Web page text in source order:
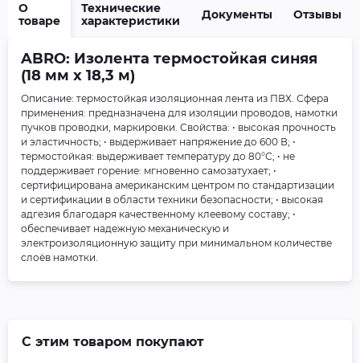
О
товаре
Технические
характеристики
Документы Отзывы
ABRO: Изолента термостойкая синяя
(18 мм х 18,3 м)
Описание: термостойкая изоляционная лента из ПВХ. Сфера
применения: предназначена для изоляции проводов, намотки
пучков проводки, маркировки. Свойства: • высокая прочность
и эластичность; • выдерживает напряжение до 600 В; •
термостойкая: выдерживает температуру до 80°С; • не
поддерживает горение: мгновенно самозатухает; •
сертифицирована американским центром по стандартизации
и сертификации в области техники безопасности; • высокая
адгезия благодаря качественному клеевому составу; •
обеспечивает надежную механическую и
электроизоляционную защиту при минимальном количестве
слоёв намотки.
С этим товаром покупают